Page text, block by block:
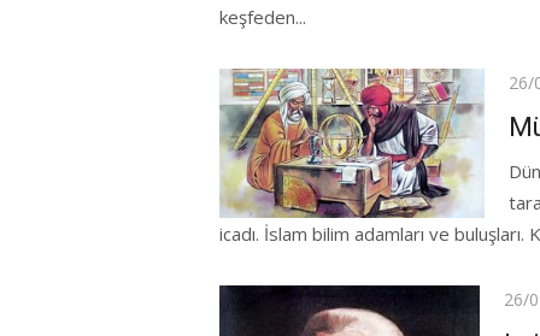
keşfeden...
26/
icadı. İslam bilim adamları ve buluşları.
26/